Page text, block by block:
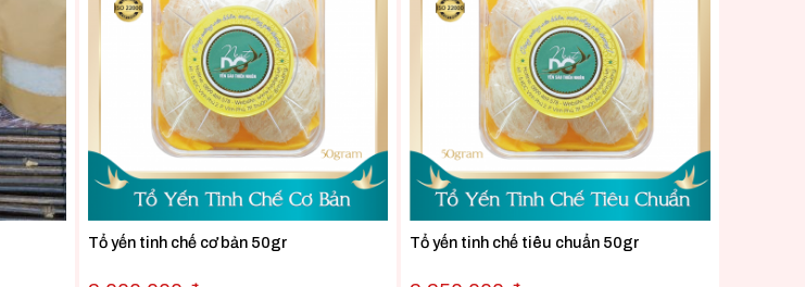
Tổ yến tinh chế cơ bản 50gr Tổ yến tinh chế tiêu chuẩn 50gr